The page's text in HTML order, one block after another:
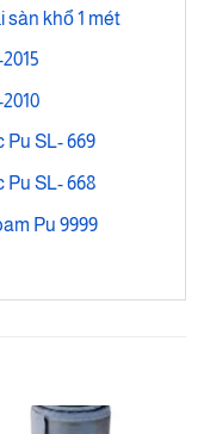
khổ 1 mét
SL- 669
SL- 668
Pu 9999